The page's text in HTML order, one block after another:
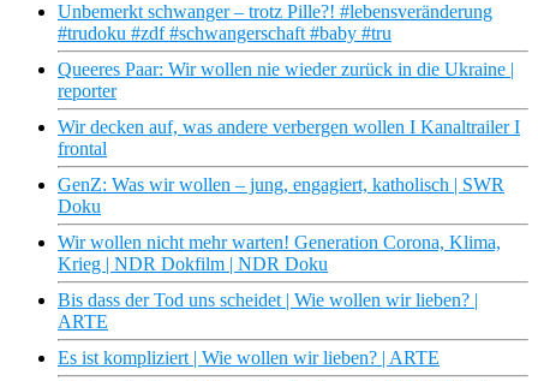
Unbemerkt schwanger – trotz Pille?! #lebensveränderung
#trudoku #zdf #schwangerschaft #baby #tru
Queeres Paar: Wir wollen nie wieder zurück in die Ukraine |
reporter
Wir decken auf, was andere verbergen wollen I Kanaltrailer I
frontal
GenZ: Was wir wollen – jung, engagiert, katholisch | SWR
Doku
Wir wollen nicht mehr warten! Generation Corona, Klima,
Krieg | NDR Dokfilm | NDR Doku
Bis dass der Tod uns scheidet | Wie wollen wir lieben? |
ARTE
Es ist kompliziert | Wie wollen wir lieben? | ARTE